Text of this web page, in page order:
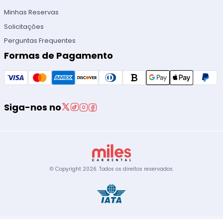
Minhas Reservas
Solicitações
Perguntas Frequentes
Formas de Pagamento
Siga-nos no
© Copyright 2026. Todos os direitos reservados.